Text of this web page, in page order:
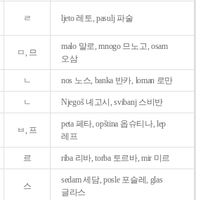
ㄹ ljeto 레토, pasulj 파술
ㅁ, 므
malo 말로, mnogo 므노고, osam
오삼
ㄴ nos 노스, banka 반카, loman 로만
ㄴ Njegoš 녜고시, svibanj 스비반
ㅂ, 프
peta 페타, opština 옵슈티나, lep
레프
르 riba 리바, torba 토르바, mir 미르
스
sedam 세담, posle 포슬레, glas
글라스